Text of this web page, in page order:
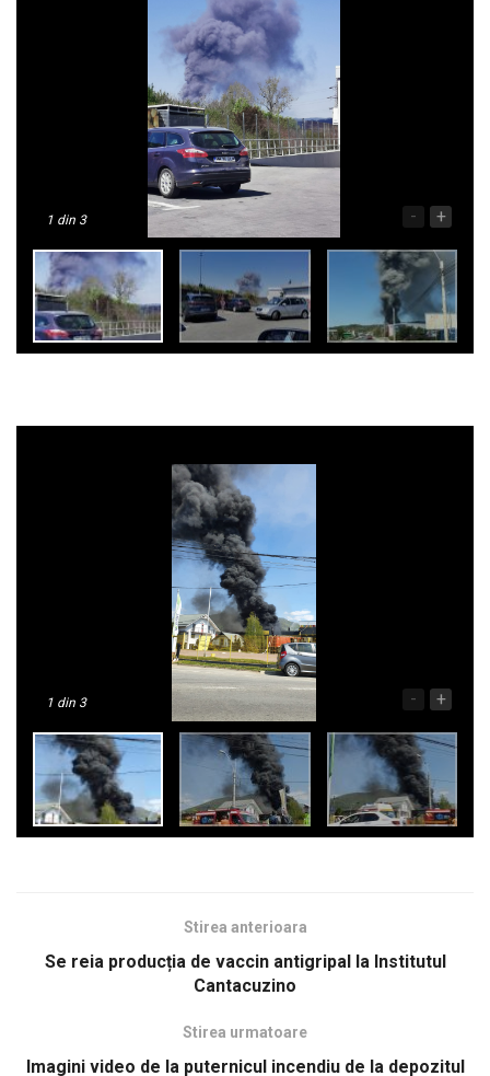
1 din 3 - +
1 din 3 - +
Stirea anterioara
Se reia producția de vaccin antigripal la Institutul
Cantacuzino
Stirea urmatoare
Imagini video de la puternicul incendiu de la depozitul